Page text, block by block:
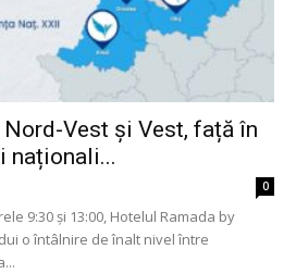
Vest și Vest, față în
naționali...
0
9:30 și 13:00, Hotelul Ramada by
o întâlnire de înalt nivel între